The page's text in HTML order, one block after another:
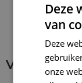
Verbinding
Deze
van
Deze
onze